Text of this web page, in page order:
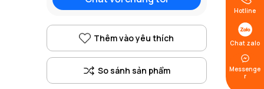
Thêm vào yêu thích
Hotline
Chat zalo
Messenge
r